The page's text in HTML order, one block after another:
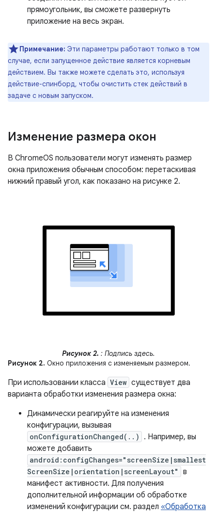
прямоугольник, вы сможете развернуть
приложение на весь экран.
Примечание: Эти параметры работают только в том
случае, если запущенное действие является корневым
действием. Вы также можете сделать это, используя
действие-спинборд, чтобы очистить стек действий в
задаче с новым запуском.
Изменение размера окон
В ChromeOS пользователи могут изменять размер
окна приложения обычным способом: перетаскивая
нижний правый угол, как показано на рисунке 2.
Рисунок 2. : Подпись здесь.
Рисунок 2. Окно приложения с изменяемым размером.
При использовании класса View существует два
варианта обработки изменения размера окна:
Динамически реагируйте на изменения
конфигурации, вызывая
onConfigurationChanged(..)
. Например, вы
можете добавить
android:configChanges="screenSize|smallest
ScreenSize|orientation|screenLayout"
в
манифест активности. Для получения
дополнительной информации об обработке
изменений конфигурации см. раздел «Обработка